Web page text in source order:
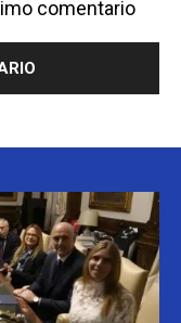
comentario